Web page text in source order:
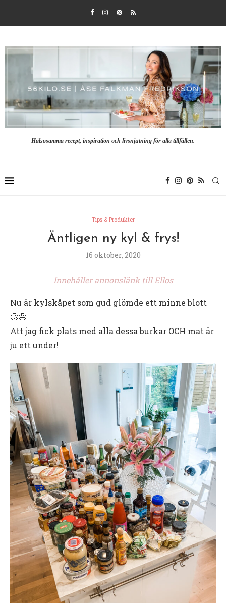
Hälsosamma recept, inspiration och livsnjutning för alla tillfällen.
Tips & Produkter
Äntligen ny kyl & frys!
16 oktober, 2020
Innehåller annonslänk till Ellos
Nu är kylskåpet som gud glömde ett minne blott
🥴😅
Att jag fick plats med alla dessa burkar OCH mat är
ju ett under!